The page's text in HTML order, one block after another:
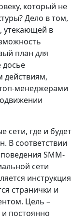
который не
Дело в том,
утекающей в
план для
досье
действиям,
менеджерами
сети, где и будет
В соответствии
SMM-
сети
инструкция
странички и
Цель –
постоянно